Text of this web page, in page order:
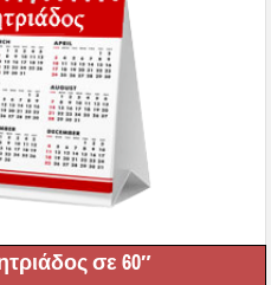
σε 60″